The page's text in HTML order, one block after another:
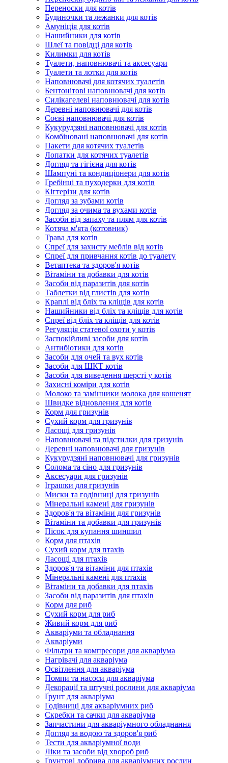
Переноски для котів
Будиночки та лежанки для котів
Амуніція для котів
Нашийники для котів
Шлеї та повідці для котів
Килимки для котів
Туалети, наповнювачі та аксесуари
Туалети та лотки для котів
Наповнювачі для котячих туалетів
Бентонітові наповнювачі для котів
Силікагелеві наповнювачі для котів
Деревні наповнювачі для котів
Соєві наповнювачі для котів
Кукурудзяні наповнювачі для котів
Комбіновані наповнювачі для котів
Пакети для котячих туалетів
Лопатки для котячих туалетів
Догляд та гігієна для котів
Шампуні та кондиціонери для котів
Гребінці та пуходерки для котів
Кігтерізи для котів
Догляд за зубами котів
Догляд за очима та вухами котів
Засоби від запаху та плям для котів
Котяча м'ята (котовник)
Трава для котів
Спреї для захисту меблів від котів
Спреї для привчання котів до туалету
Ветаптека та здоров'я котів
Вітаміни та добавки для котів
Засоби від паразитів для котів
Таблетки від глистів для котів
Краплі від бліх та кліщів для котів
Нашийники від бліх та кліщів для котів
Спреї від бліх та кліщів для котів
Регуляція статевої охоти у котів
Заспокійливі засоби для котів
Антибіотики для котів
Засоби для очей та вух котів
Засоби для ШКТ котів
Засоби для виведення шерсті у котів
Захисні коміри для котів
Молоко та замінники молока для кошенят
Швидке відновлення для котів
Корм для гризунів
Сухий корм для гризунів
Ласощі для гризунів
Наповнювачі та підстилки для гризунів
Деревні наповнювачі для гризунів
Кукурудзяні наповнювачі для гризунів
Солома та сіно для гризунів
Аксесуари для гризунів
Іграшки для гризунів
Миски та годівниці для гризунів
Мінеральні камені для гризунів
Здоров'я та вітаміни для гризунів
Вітаміни та добавки для гризунів
Пісок для купання шиншил
Корм для птахів
Сухий корм для птахів
Ласощі для птахів
Здоров'я та вітаміни для птахів
Мінеральні камені для птахів
Вітаміни та добавки для птахів
Засоби від паразитів для птахів
Корм для риб
Сухий корм для риб
Живий корм для риб
Акваріуми та обладнання
Акваріуми
Фільтри та компресори для акваріума
Нагрівачі для акваріума
Освітлення для акваріума
Помпи та насоси для акваріума
Декорації та штучні рослини для акваріума
Ґрунт для акваріума
Годівниці для акваріумних риб
Скребки та сачки для акваріума
Запчастини для акваріумного обладнання
Догляд за водою та здоров'я риб
Тести для акваріумної води
Ліки та засоби від хвороб риб
Ґрунтові добрива для акваріумних рослин